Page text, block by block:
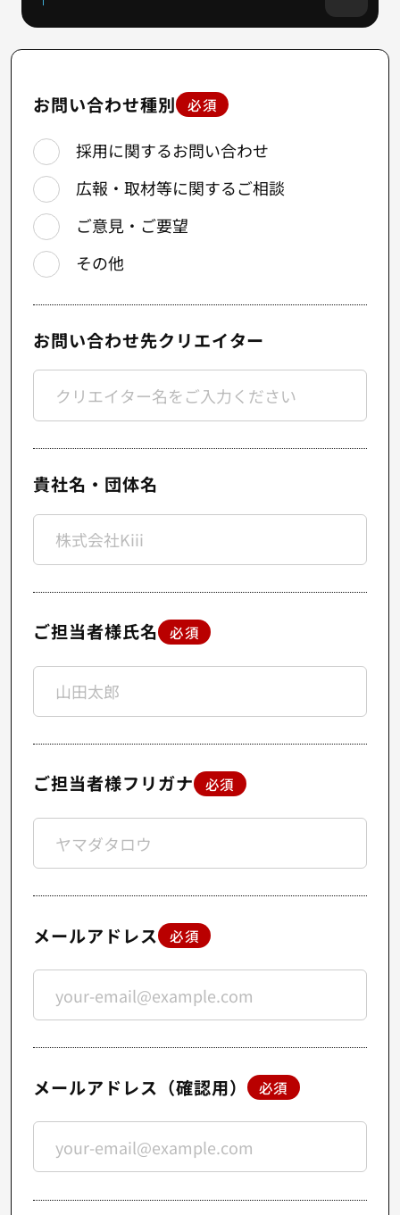
お問い合わせ種別 必須
採用に関するお問い合わせ
広報・取材等に関するご相談
ご意見・ご要望
その他
お問い合わせ先クリエイター
貴社名・団体名
ご担当者様氏名 必須
ご担当者様フリガナ 必須
メールアドレス 必須
メールアドレス（確認用） 必須